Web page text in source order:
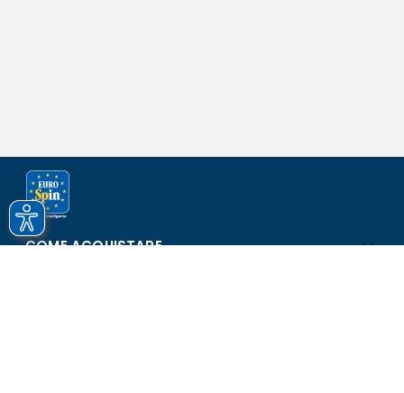
COME ACQUISTARE